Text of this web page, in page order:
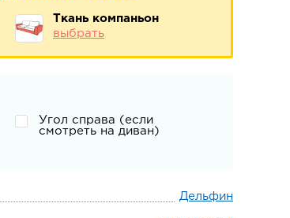
Ткань компаньон
выбрать
Угол справа (если
смотреть на диван)
Дельфин